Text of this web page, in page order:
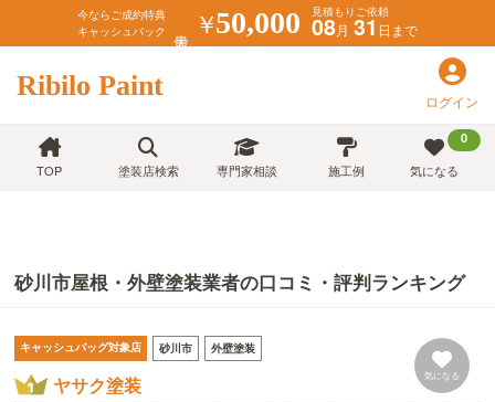
今ならご成約特典
キャッシュバック
￥50,000 見積もりご依頼
08月 31日まで
Ribilo Paint ログイン
TOP 塗装店検索 専門家相談 施工例
0
気になる
砂川市屋根・外壁塗装業者の口コミ・評判ランキング
キャッシュバッグ対象店 砂川市 外壁塗装
ヤサク塗装 気になる